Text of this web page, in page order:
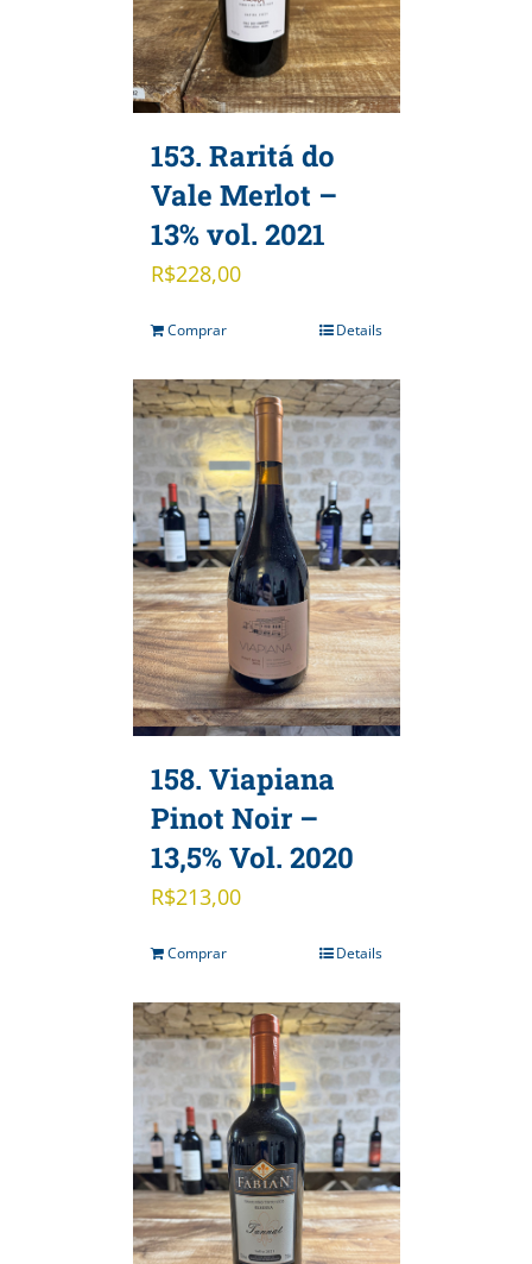
153. Raritá do
Vale Merlot –
13% vol. 2021
R$228,00
Comprar Details
158. Viapiana
Pinot Noir –
13,5% Vol. 2020
R$213,00
Comprar Details